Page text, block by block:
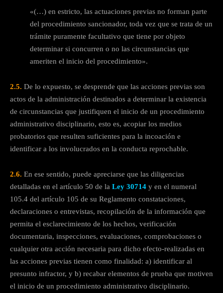
«(…) en estricto, las actuaciones previas no forman parte
del procedimiento sancionador, toda vez que se trata de un
trámite puramente facultativo que tiene por objeto
determinar si concurren o no las circunstancias que
ameriten el inicio del procedimiento».
2.5. De lo expuesto, se desprende que las acciones previas son
actos de la administración destinados a determinar la existencia
de circunstancias que justifiquen el inicio de un procedimiento
administrativo disciplinario, esto es, acopiar los medios
probatorios que resulten suficientes para la incoación e
identificar a los involucrados en la conducta reprochable.
2.6. En ese sentido, puede apreciarse que las diligencias
detalladas en el artículo 50 de la Ley 30714 y en el numeral
105.4 del artículo 105 de su Reglamento constataciones,
declaraciones o entrevistas, recopilación de la información que
permita el esclarecimiento de los hechos, verificación
documentaria, inspecciones, evaluaciones, comprobaciones o
cualquier otra acción necesaria para dicho efecto-realizadas en
las acciones previas tienen como finalidad: a) identificar al
presunto infractor, y b) recabar elementos de prueba que motiven
el inicio de un procedimiento administrativo disciplinario.